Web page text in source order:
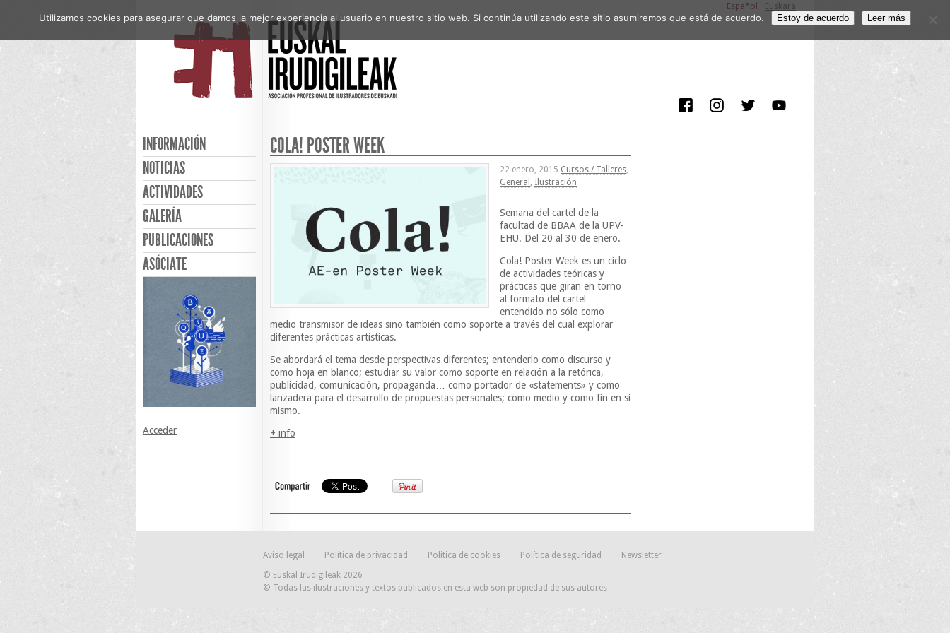
Español Euskara
INFORMACIÓN
NOTICIAS
ACTIVIDADES
GALERÍA
PUBLICACIONES
ASÓCIATE
Acceder
COLA! POSTER WEEK
22 enero, 2015 Cursos / Talleres,
General , Ilustración
Semana del cartel de la
facultad de BBAA de la UPV-
EHU. Del 20 al 30 de enero.
Cola! Poster Week es un ciclo
de actividades teóricas y
prácticas que giran en torno
al formato del cartel
entendido no sólo como
medio transmisor de ideas sino también como soporte a través del cual explorar
diferentes prácticas artísticas.
Se abordará el tema desde perspectivas diferentes; entenderlo como discurso y
como hoja en blanco; estudiar su valor como soporte en relación a la retórica,
publicidad, comunicación, propaganda… como portador de «statements» y como
lanzadera para el desarrollo de propuestas personales; como medio y como fin en si
mismo.
+ info
Aviso legal Política de privacidad Politica de cookies Política de seguridad
Newsletter
© Euskal Irudigileak 2026
© Todas las ilustraciones y textos publicados en esta web son propiedad de sus autores
Utilizamos cookies para asegurar que damos la mejor experiencia al usuario en nuestro sitio web. Si continúa utilizando este sitio asumiremos que está de acuerdo. Estoy de acuerdo Leer más